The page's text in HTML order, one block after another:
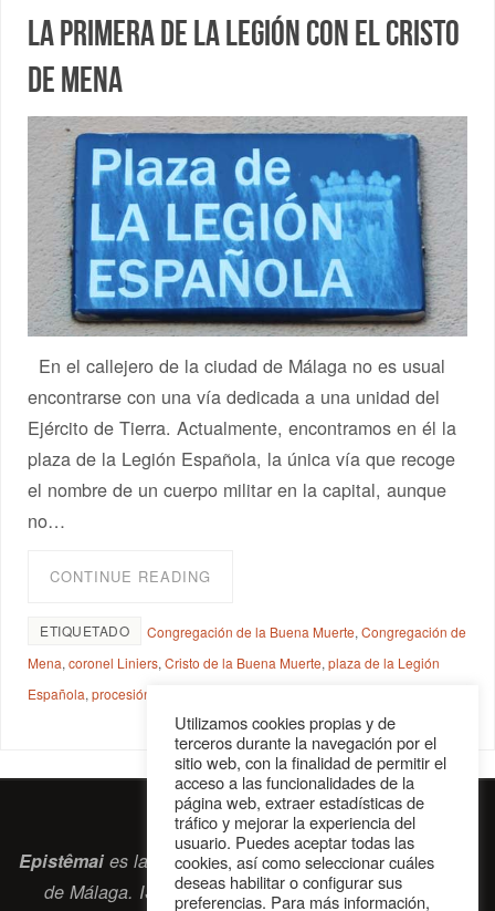
La primera de la Legión con el Cristo
de Mena
En el callejero de la ciudad de Málaga no es usual
encontrarse con una vía dedicada a una unidad del
Ejército de Tierra. Actualmente, encontramos en él la
plaza de la Legión Española, la única vía que recoge
el nombre de un cuerpo militar en la capital, aunque
no…
CONTINUE READING
ETIQUETADO Congregación de la Buena Muerte,Congregación de
Mena,coronel Liniers,Cristo de la Buena Muerte,plaza de la Legión
Española,procesión del Tercio en Málaga
Epistêmaies la revista digital de la Sociedad Erasmiana
de Málaga. ISSN 2697-2468. Bienvenidos cuantos
Utilizamos cookies propias y de
terceros durante la navegación por el
sitio web, con la finalidad de permitir el
acceso a las funcionalidades de la
página web, extraer estadísticas de
tráfico y mejorar la experiencia del
usuario. Puedes aceptar todas las
cookies, así como seleccionar cuáles
deseas habilitar o configurar sus
preferencias. Para más información,